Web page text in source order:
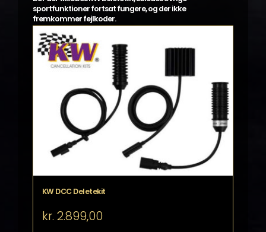
sportfunktioner fortsat fungere, og der ikke
fremkommer fejlkoder.
KW DCC Deletekit
kr. 2.899,00